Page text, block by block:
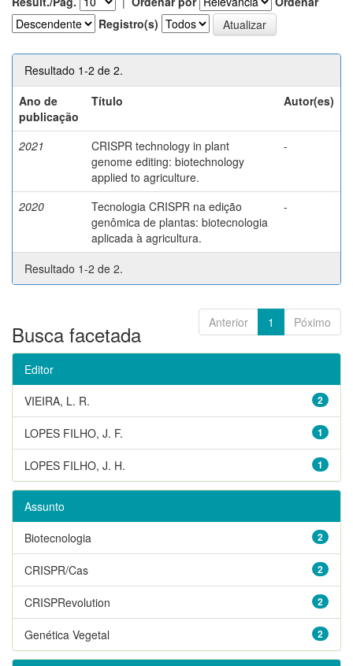
Registro(s)
Resultado 1-2 de 2.
Ano de
publicação
Título Autor(es)
2021
CRISPR technology in plant
genome editing: biotechnology
applied to agriculture.
-
2020
Tecnologia CRISPR na edição
genômica de plantas: biotecnologia
aplicada à agricultura.
-
Resultado 1-2 de 2.
Anterior 1 Póximo
Busca facetada
Editor
2
VIEIRA, L. R.
1
LOPES FILHO, J. F.
1
LOPES FILHO, J. H.
Assunto
2
Biotecnologia
2
CRISPR/Cas
2
CRISPRevolution
2
Genética Vegetal